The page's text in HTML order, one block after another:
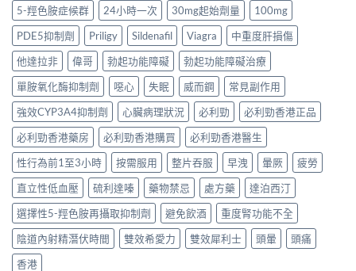
5-羥色胺症候群 24小時一次 30mg起始劑量
100mg
PDE5抑制劑
Priligy Sildenafil Viagra
中重度肝損傷
他達拉非
偉哥 勃起功能障礙
勃起功能障礙治療
單胺氧化酶抑制劑
噁心 失眠 威而鋼
常見副作用
強效CYP3A4抑制劑
心臟病理狀況 必利勁
必利勁香港正品
必利勁香港藥房
必利勁香港購買
必利勁香港醫生
性行為前1至3小時
按需服用 整片吞服 早洩 暈厥
疲勞
直立性低血壓
硫利達嗪 藥物禁忌 處方藥
達泊西汀
選擇性5-羥色胺再攝取抑制劑
避免飲酒
重度腎功能不全
陰道內射精潛伏時間
雙效希愛力 雙效犀利士 頭暈
頭痛
香港